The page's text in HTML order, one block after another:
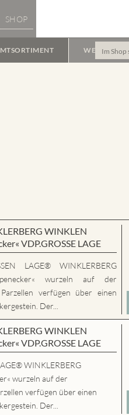
SHOP
WEINPAKET
WINKLEN
VDP.GROSSE LAGE
LAGE® WINKLERBERG
wurzeln auf der
verfügen über einen
Der...
WINKLEN
VDP.GROSSE LAGE
WINKLERBERG
wurzeln auf der
verfügen über einen
Der...